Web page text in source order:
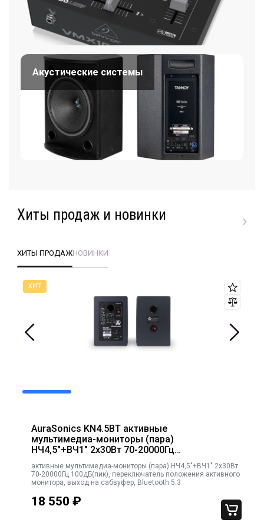
Акустические системы
Хиты продаж и новинки
ХИТЫ ПРОДАЖНОВИНКИ
AuraSonics KN4.5BT активные
мультимедиа-мониторы (пара)
НЧ4,5"+ВЧ1" 2x30Вт 70-20000Гц
100дБ(пик), переключатель положения
активного монитора, выход на сабвуфер,
Bluetooth 5.3
активные мультимедиа-мониторы (пара) НЧ4,5"+ВЧ1" 2x30Вт
70-20000Гц 100дБ(пик), переключатель положения активного
монитора, выход на сабвуфер, Bluetooth 5.3
18 550 ₽